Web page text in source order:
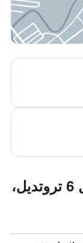
الأسئلة الشائعة عند حجز موتل 6 تروتديل،